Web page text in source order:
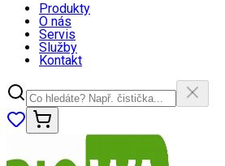
Produkty
O nás
Servis
Služby
Kontakt